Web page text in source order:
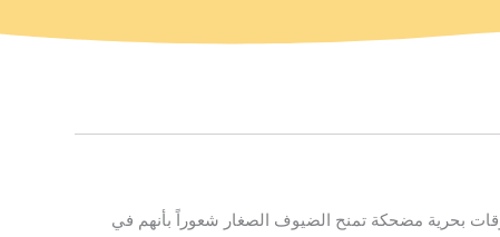
بحرية مضحكة تمنح الضيوف الصغار شعوراً بأنهم في